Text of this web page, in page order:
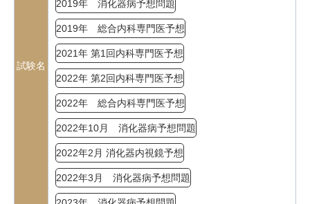
試験名
2019年 消化器病予想問題
2019年 総合内科専門医予想
2021年 第1回内科専門医予想
2022年 第2回内科専門医予想
2022年 総合内科専門医予想
2022年10月 消化器病予想問題
2022年2月 消化器内視鏡予想
2022年3月 消化器病予想問題